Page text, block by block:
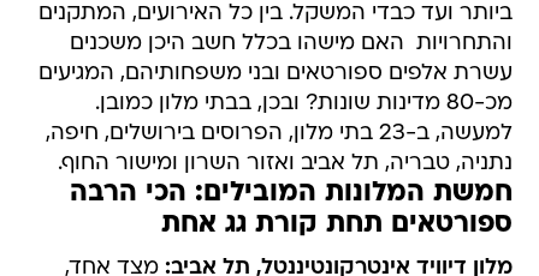
ביותר ועד כבדי המשקל. בין כל האירועים, המתקנים
והתחרויות  האם מישהו בכלל חשב היכן משכנים
עשרת אלפים ספורטאים ובני משפחותיהם, המגיעים
מכ-80 מדינות שונות? ובכן, בבתי מלון כמובן.
למעשה, ב-23 בתי מלון, הפרוסים בירושלים, חיפה,
נתניה, טבריה, תל אביב ואזור השרון ומישור החוף.
חמשת המלונות המובילים: הכי הרבה
ספורטאים תחת קורת גג אחת
מלון דיוויד אינטרקונטיננטל, תל אביב: מצד אחד,